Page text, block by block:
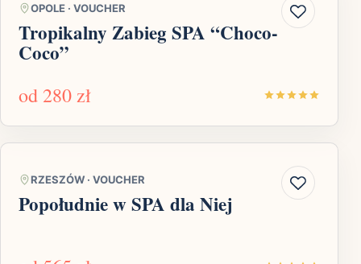
OPOLE · VOUCHER
Tropikalny Zabieg SPA “Choco-
Coco”
od 280 zł
RZESZÓW · VOUCHER
Popołudnie w SPA dla Niej